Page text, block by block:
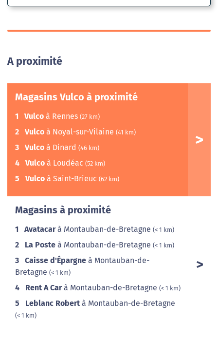
A proximité
Magasins Vulco à proximité
1 Vulco à Rennes (27 km)
2 Vulco à Noyal-sur-Vilaine (41 km)
3 Vulco à Dinard (46 km)
4 Vulco à Loudéac (52 km)
5 Vulco à Saint-Brieuc (62 km)
Magasins à proximité
1 Avatacarà Montauban-de-Bretagne (< 1 km)
2 La Poste à Montauban-de-Bretagne (< 1 km)
3 Caisse d'Épargne à Montauban-de-
Bretagne (< 1 km)
4 Rent A Carà Montauban-de-Bretagne (< 1 km)
5 Leblanc Robert à Montauban-de-Bretagne
(< 1 km)